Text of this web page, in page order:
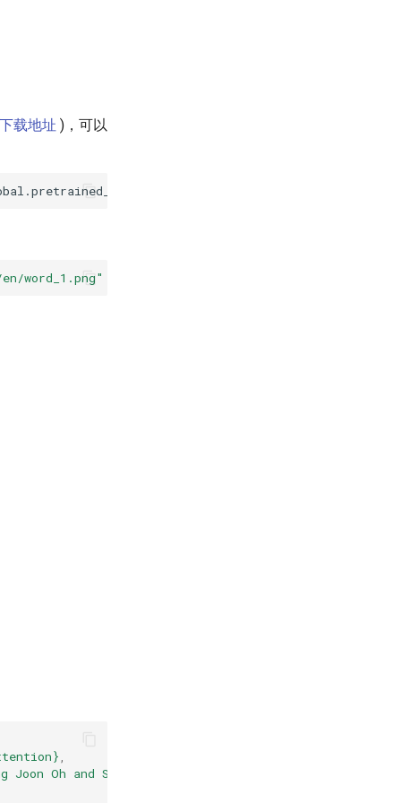
载地址 )，可以
word_1.png"
Oh and Seonghyeon Kim and Hwalsuk Lee}